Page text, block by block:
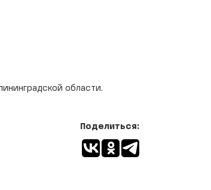
области.
Поделиться: